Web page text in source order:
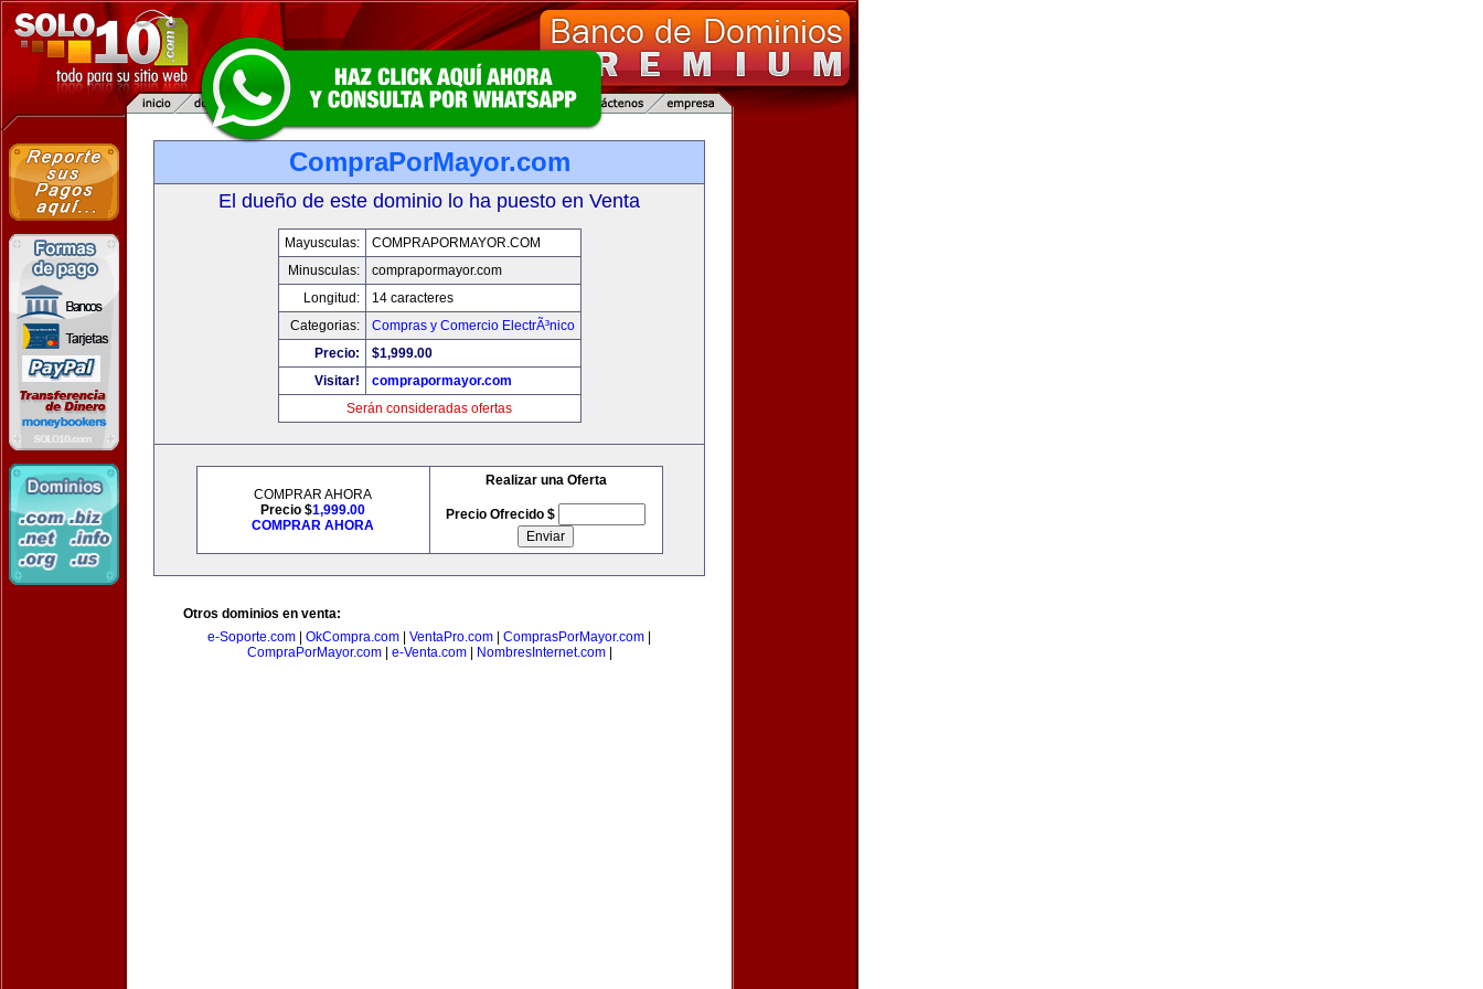
CompraPorMayor.com
El dueño de este dominio lo ha puesto en Venta
Mayusculas:
COMPRAPORMAYOR.COM
Minusculas:
comprapormayor.com
Longitud:
14 caracteres
Categorias:
Compras y Comercio ElectrÃ³nico
Precio:
$1,999.00
Visitar!
comprapormayor.com
Serán consideradas ofertas
COMPRAR AHORA
Precio $1,999.00
COMPRAR AHORA
Realizar una Oferta
Precio Ofrecido $
Otros dominios en venta:
e-Soporte.com
OkCompra.com VentaPro.com ComprasPorMayor.com
CompraPorMayor.com| e-Venta.com| NombresInternet.com|